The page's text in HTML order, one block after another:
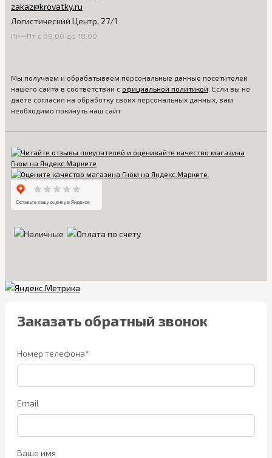
zakaz@krovatky.ru
Логистический Центр, 27/1
Пн—Пт с 09:00 до 18:00
Мы получаем и обрабатываем персональные данные посетителей
нашего сайта в соответствии с официальной политикой . Если вы не
даете согласия на обработку своих персональных данных, вам
необходимо покинуть наш сайт
Заказать обратный звонок
Номер телефона*
Email
Ваше имя